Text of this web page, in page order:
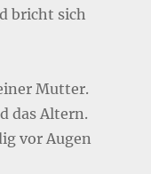
bricht sich
Mutter.
das Altern.
vor Augen